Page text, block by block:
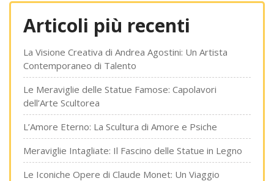
Articoli più recenti
La Visione Creativa di Andrea Agostini: Un Artista
Contemporaneo di Talento
Le Meraviglie delle Statue Famose: Capolavori
dell’Arte Scultorea
L’Amore Eterno: La Scultura di Amore e Psiche
Meraviglie Intagliate: Il Fascino delle Statue in Legno
Le Iconiche Opere di Claude Monet: Un Viaggio